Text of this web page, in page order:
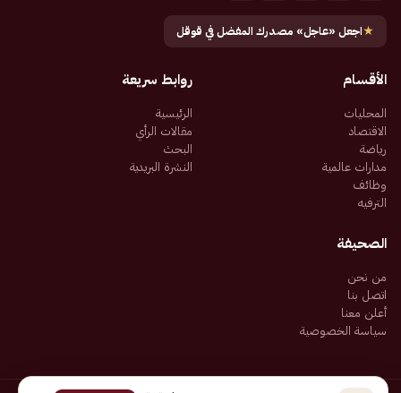
★اجعل «عاجل» مصدرك المفضل في قوقل
الأقسام
المحليات
الاقتصاد
رياضة
مدارات عالمية
وظائف
الترفيه
روابط سريعة
الرئيسية
مقالات الرأي
البحث
النشرة البريدية
الصحيفة
من نحن
اتصل بنا
أعلن معنا
سياسة الخصوصية